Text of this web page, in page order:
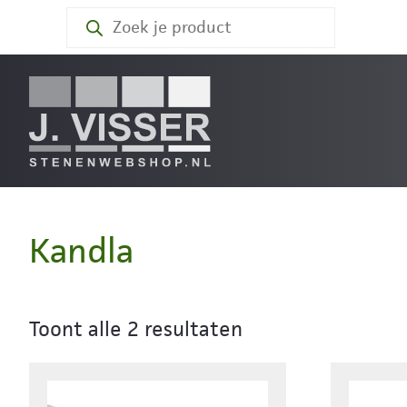
zoeken
Kandla
Toont alle 2 resultaten